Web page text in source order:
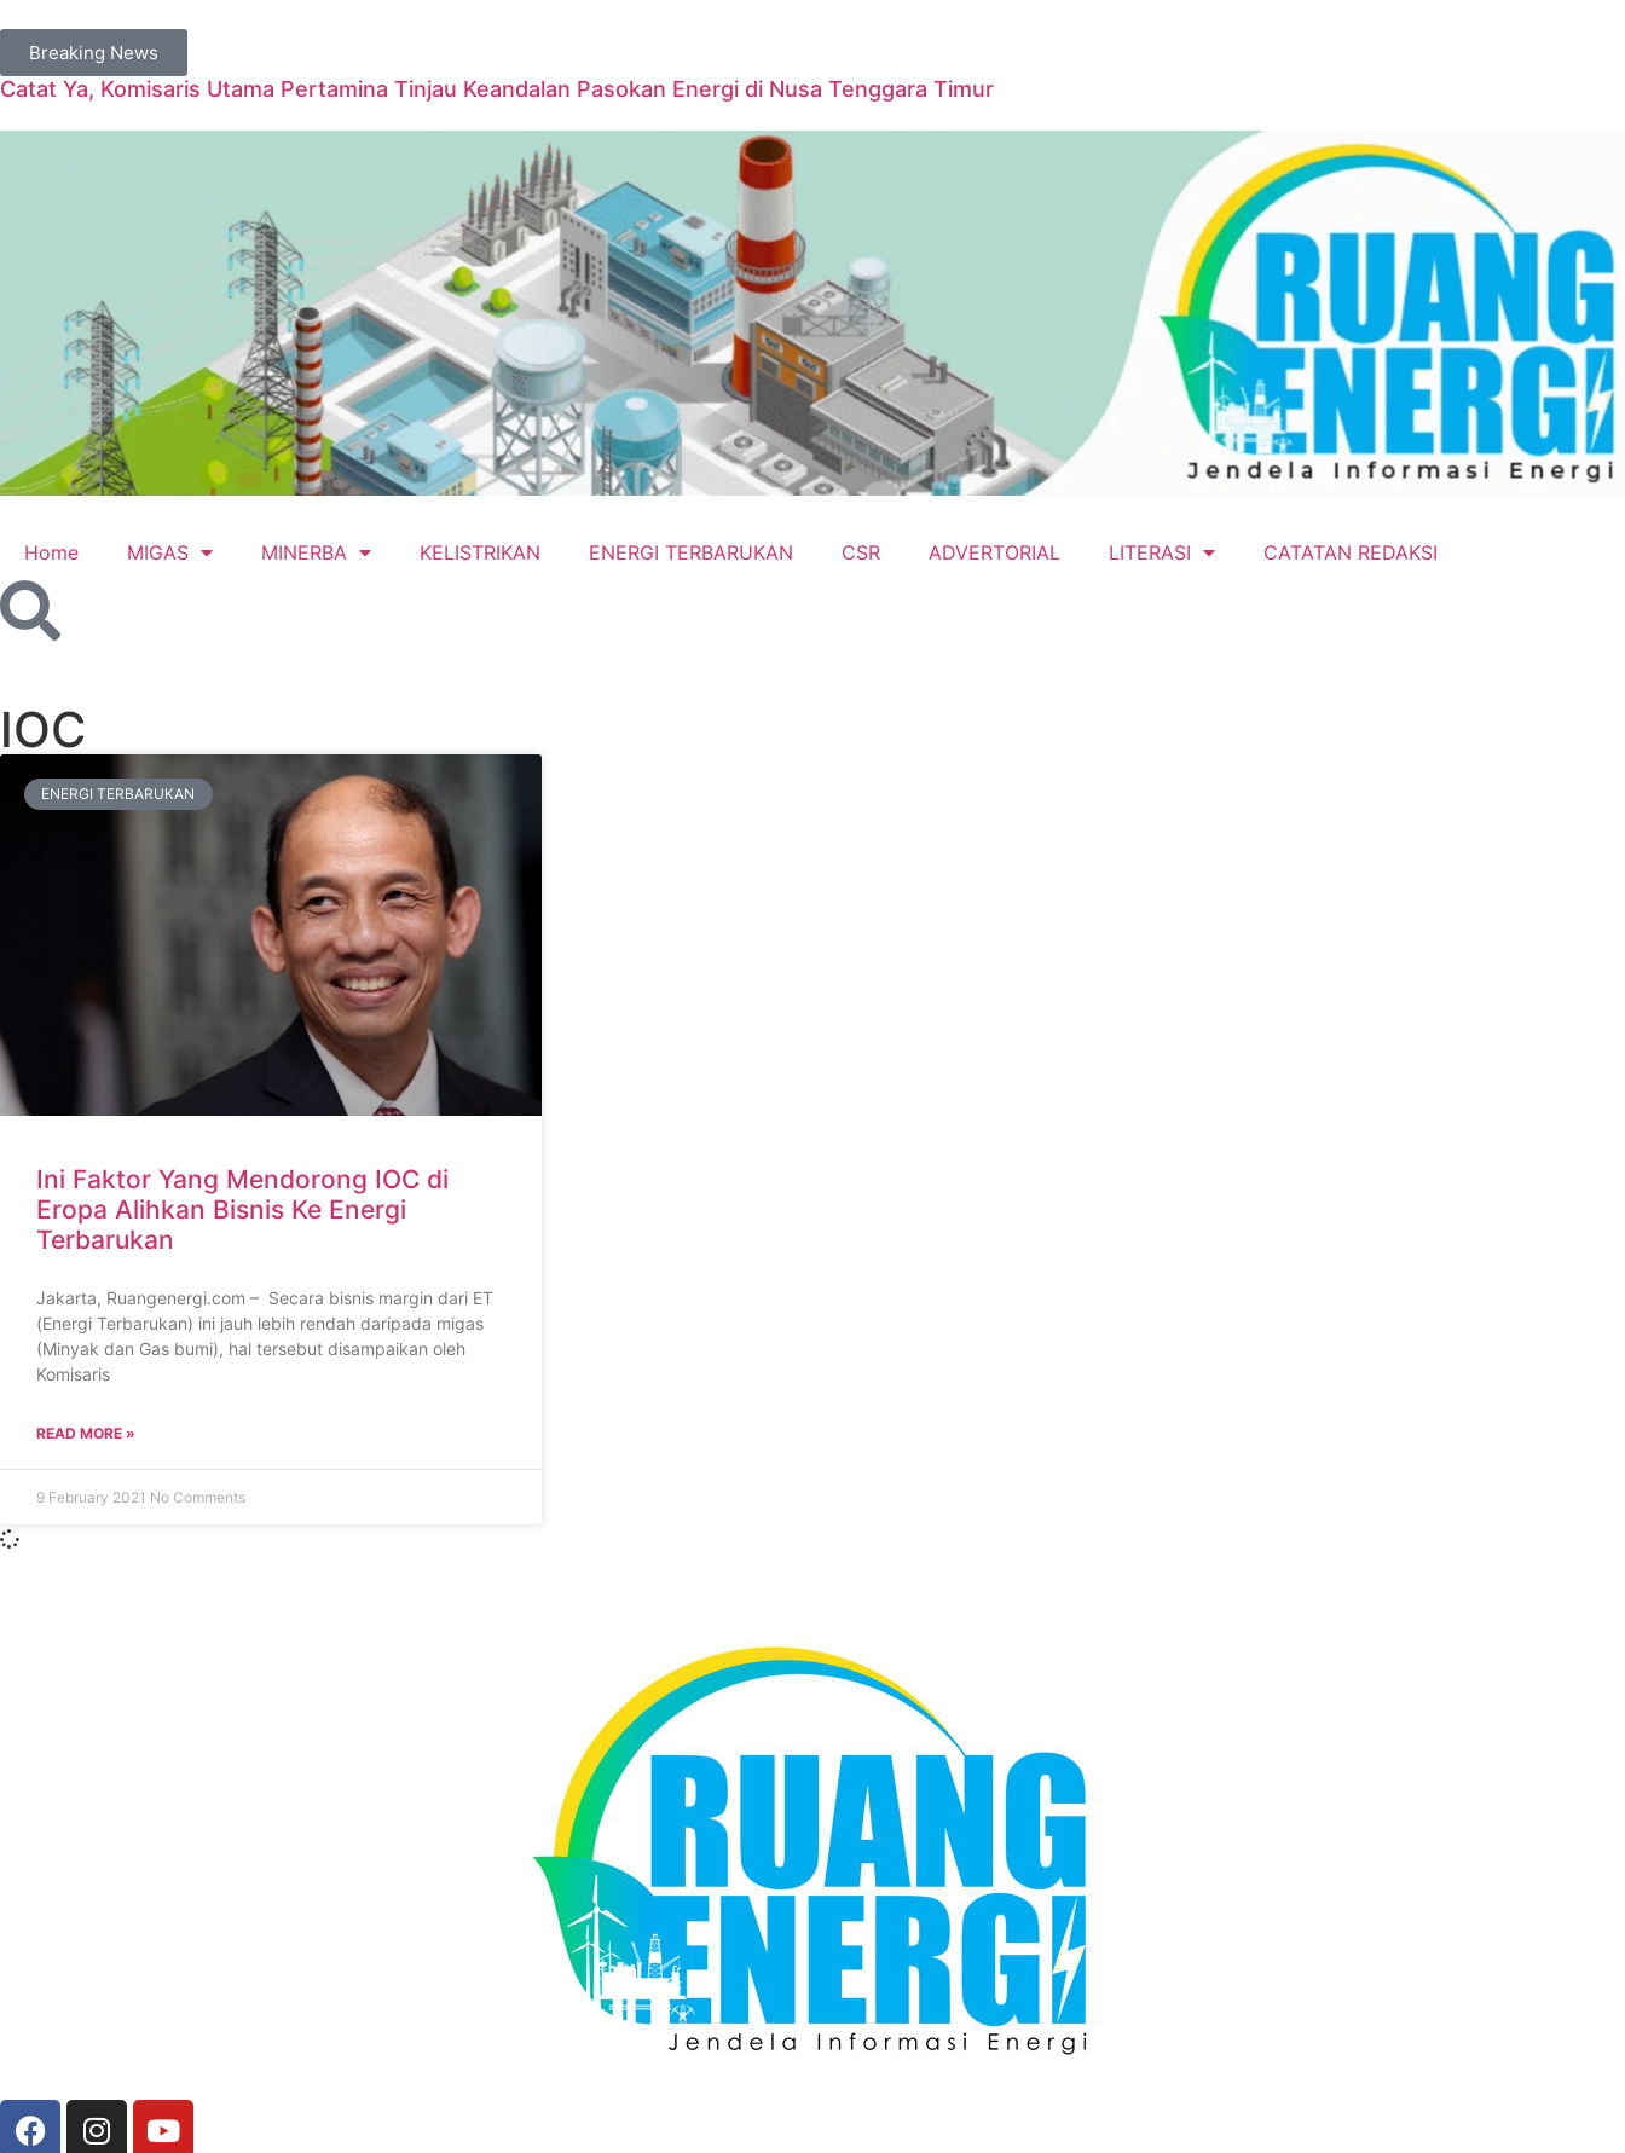
Breaking News
Catat Ya, Komisaris Utama Pertamina Tinjau Keandalan Pasokan Energi di Nusa Tenggara Timur
Home MIGAS MINERBA KELISTRIKAN ENERGI TERBARUKAN CSR ADVERTORIAL LITERASI CATATAN REDAKSI
IOC
ENERGI TERBARUKAN
Ini Faktor Yang Mendorong IOC di
Eropa Alihkan Bisnis Ke Energi
Terbarukan
Jakarta, Ruangenergi.com – Secara bisnis margin dari ET
(Energi Terbarukan) ini jauh lebih rendah daripada migas
(Minyak dan Gas bumi), hal tersebut disampaikan oleh
Komisaris
READ MORE »
9 February 2021 No Comments